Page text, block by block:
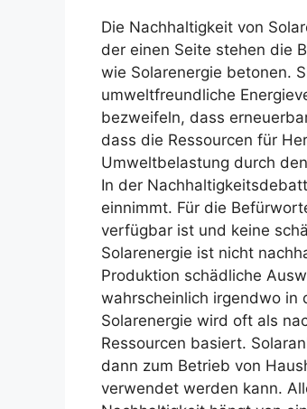
Die Nachhaltigkeit von
der einen Seite stehen die
wie Solarenergie betonen.
umweltfreundliche
bezweifeln, dass
dass die Ressourcen für
Umweltbelastung durch
In der
einnimmt. Für die
verfügbar ist und keine
Solarenergie ist nicht
Produktion schädliche
wahrscheinlich irgendwo in
Solarenergie wird oft als
Ressourcen basiert.
dann zum Betrieb von
verwendet werden kann.